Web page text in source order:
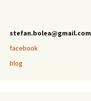
stefan.bolea@gmail.com
facebook
blog